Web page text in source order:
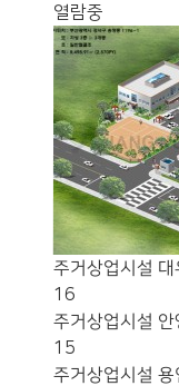
열람중
주거상업시설 대
16
주거상업시설 안
15
주거상업시설 용